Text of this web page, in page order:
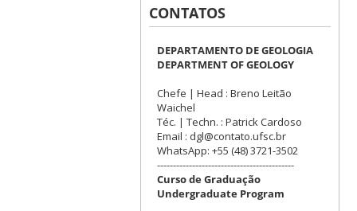
CONTATOS
DEPARTAMENTO DE GEOLOGIA
DEPARTMENT OF GEOLOGY
Chefe | Head : Breno Leitão
Waichel
Téc. | Techn. : Patrick Cardoso
Email : dgl@contato.ufsc.br
WhatsApp: +55 (48) 3721-3502
-------------------------------------------
Curso de Graduação
Undergraduate Program